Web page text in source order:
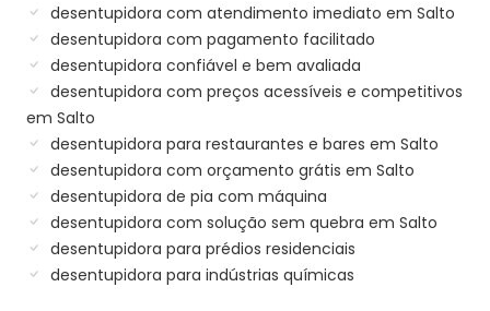
desentupidora com atendimento imediato em Salto
desentupidora com pagamento facilitado
desentupidora confiável e bem avaliada
desentupidora com preços acessíveis e competitivos
em Salto
desentupidora para restaurantes e bares em Salto
desentupidora com orçamento grátis em Salto
desentupidora de pia com máquina
desentupidora com solução sem quebra em Salto
desentupidora para prédios residenciais
desentupidora para indústrias químicas